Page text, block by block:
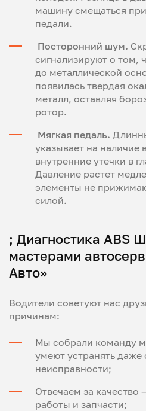
машину смещаться
педали.
Посторонний шум.
сигнализируют о том,
до металлической
появилась твердая
металл, оставляя
ротор.
Мягкая педаль.
указывает на наличие
внутренние утечки в
Давление растет
элементы не
силой.
; Диагностика ABS
мастерами
Авто»
Водители советуют нас
причинам:
Мы собрали команду
умеют устранять
неисправности;
Отвечаем за качество
работы и запчасти;